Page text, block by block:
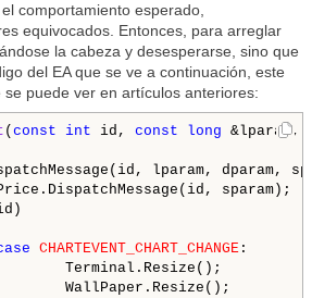
comportamiento esperado,
equivocados. Entonces, para arreglar
la cabeza y desesperarse, sino que
del EA que se ve a continuación, este
puede ver en artículos anteriores:
( const int id, const long &lparam,
lparam, dparam,
sparam);
CHARTEVENT_CHART_CHANGE :